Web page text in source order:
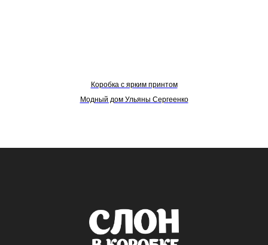
Коробка с ярким принтом
Модный дом Ульяны Сергеенко